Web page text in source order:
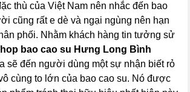
thù của Việt Nam nên nhắc đến bao
cũng rất e dè và ngại ngùng nên hạn
phối. Nhằm khách hàng tin tưởng sử
bao cao su Hưng Long Bình
sẽ đến người dùng một sự nhận biết rỏ
cùng to lớn của bao cao su. Nó được